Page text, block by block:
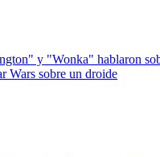
y "Wonka" hablaron
Wars sobre un droide